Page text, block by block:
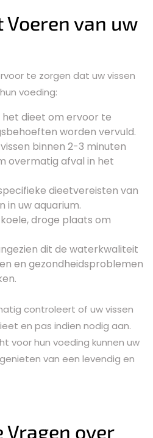
Voeren van uw
te zorgen dat uw vissen
voeding:
het dieet om ervoor te
worden vervuld.
binnen 2-3 minuten
overmatig afval in het
dieetvereisten van
in uw aquarium.
droge plaats om
dit de waterkwaliteit
en gezondheidsproblemen
controleert of uw vissen
en pas indien nodig aan.
voor hun voeding kunnen uw
van een levendig en
Vragen over